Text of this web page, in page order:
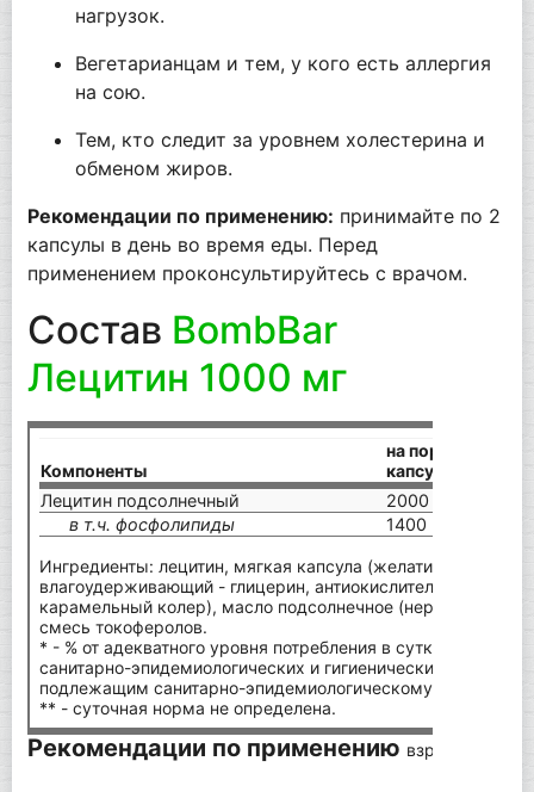
нагрузок.
Вегетарианцам и тем, у кого есть аллергия
на сою.
Тем, кто следит за уровнем холестерина и
обменом жиров.
Рекомендации по применению: принимайте по 2
капсулы в день во время еды. Перед
применением проконсультируйтесь с врачом.
Состав BombBar
Лецитин 1000 мг
Компоненты
на порцию (2
капсулы)
Лецитин подсолнечный
2000 мг
в т.ч. фосфолипиды
1400 мг
Ингредиенты: лецитин, мягкая капсула (желатин пищевой,
влагоудерживающий - глицерин, антиокислитель -
карамельный колер), масло подсолнечное
смесь токоферолов.
* - % от адекватного уровня потребления в сутки
санитарно-эпидемиологических и гигиенических
подлежащим санитарно-эпидемиологическому надзору
** - суточная норма не определена.
Рекомендации по применению взрослым по